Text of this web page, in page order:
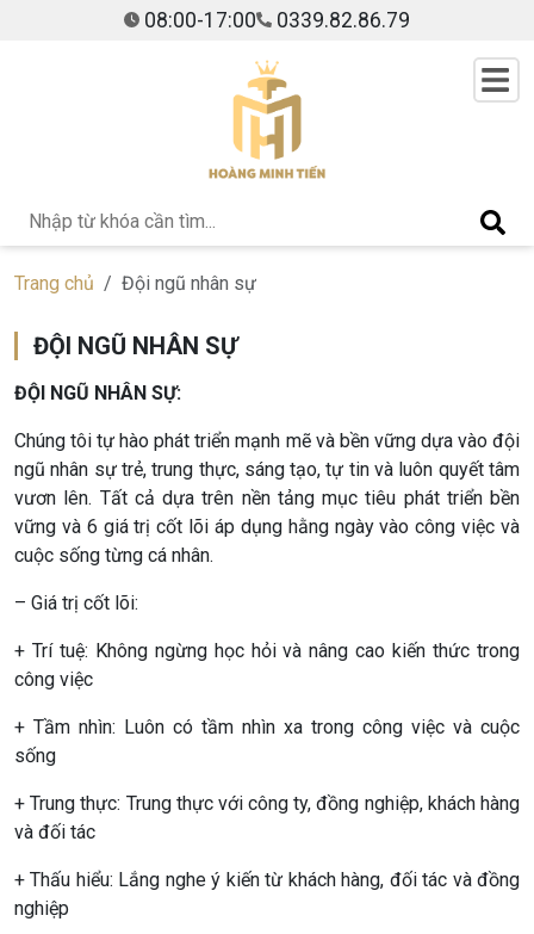
08:00-17:00 0339.82.86.79
Trang chủ Đội ngũ nhân sự
ĐỘI NGŨ NHÂN SỰ
ĐỘI NGŨ NHÂN SỰ:
Chúng tôi tự hào phát triển mạnh mẽ và bền vững dựa vào đội
ngũ nhân sự trẻ, trung thực, sáng tạo, tự tin và luôn quyết tâm
vươn lên. Tất cả dựa trên nền tảng mục tiêu phát triển bền
vững và 6 giá trị cốt lõi áp dụng hằng ngày vào công việc và
cuộc sống từng cá nhân.
– Giá trị cốt lõi:
+ Trí tuệ: Không ngừng học hỏi và nâng cao kiến thức trong
công việc
+ Tầm nhìn: Luôn có tầm nhìn xa trong công việc và cuộc
sống
+ Trung thực: Trung thực với công ty, đồng nghiệp, khách hàng
và đối tác
+ Thấu hiểu: Lắng nghe ý kiến từ khách hàng, đối tác và đồng
nghiệp